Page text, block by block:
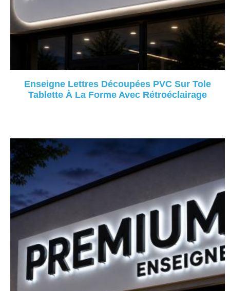
Enseigne Lettres Découpées PVC Sur Tole
Tablette À La Forme Avec Rétroéclairage